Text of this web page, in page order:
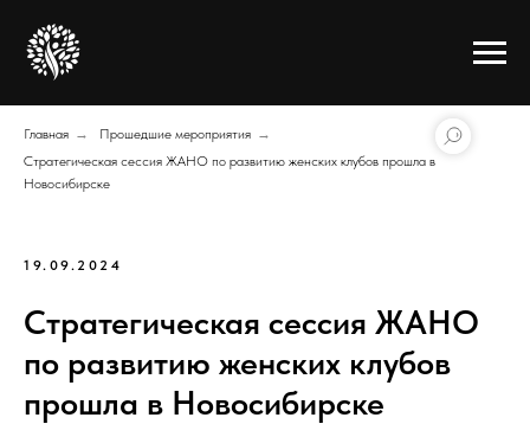
Главная → Прошедшие мероприятия →
Стратегическая сессия ЖАНО по развитию женских клубов прошла в
Новосибирске
19.09.2024
Стратегическая сессия ЖАНО
по развитию женских клубов
прошла в Новосибирске